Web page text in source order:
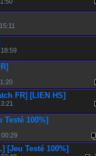
FR] [LIEN HS]
Testé 100%]
[Jeu Testé 100%]